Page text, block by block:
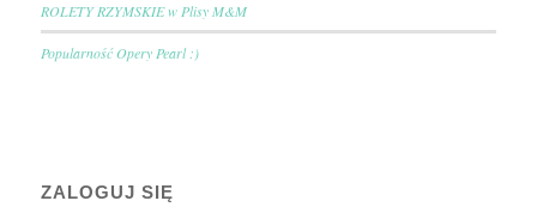
ROLETY RZYMSKIE w Plisy M&M
Popularność Opery Pearl :)
ZALOGUJ SIĘ